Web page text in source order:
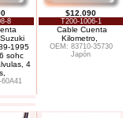
8
1995
sohc
4
$12.090
T200-1006-1
Cable Cuenta
Kilometro,
OEM: 83710-35730
Japón